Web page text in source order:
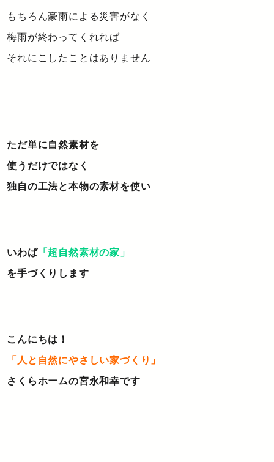
もちろん豪雨による災害がなく
梅雨が終わってくれれば
それにこしたことはありません
ただ単に自然素材を
使うだけではなく
独自の工法と本物の素材を使い
いわば「超自然素材の家」
を手づくりします
こんにちは！
「人と自然にやさしい家づくり」
さくらホームの宮永和幸です